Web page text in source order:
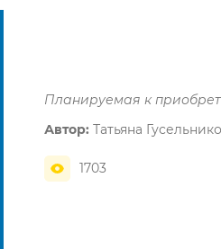
Планируемая к
Автор: Татьяна
1703